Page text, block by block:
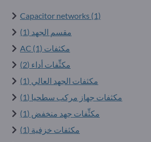
Capacitor networks (1)
مقسم الجهد (1)
مكثفات AC (1)
مكثِّفات أداء (2)
مكثفات الجهد العالي (1)
مكثفات جهاز مركب سطحيا (1)
مكثِّفات جهد منخفض (1)
مكثفات خزفية (1)